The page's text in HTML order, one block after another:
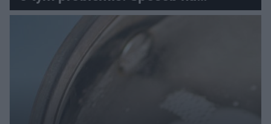
pociemniałą biżuterię